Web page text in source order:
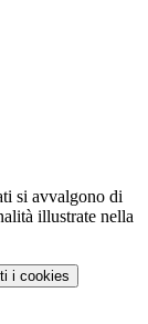
si avvalgono di
illustrate nella
i cookies